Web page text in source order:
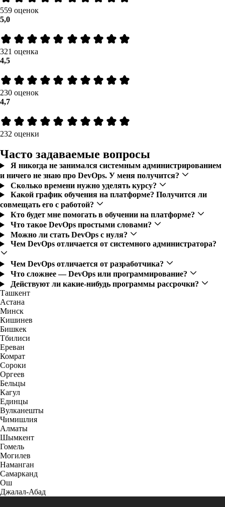
559 оценок
5,0
321 оценка
4,5
230 оценок
4,7
232 оценки
Часто задаваемые вопросы
Я никогда не занимался системным администрированием
и ничего не знаю про DevOps. У меня получится?
Сколько времени нужно уделять курсу?
Какой график обучения на платформе? Получится ли
совмещать его с работой?
Кто будет мне помогать в обучении на платформе?
Что такое DevOps простыми словами?
Можно ли стать DevOps с нуля?
Чем DevOps отличается от системного администратора?
Чем DevOps отличается от разработчика?
Что сложнее — DevOps или программирование?
Действуют ли какие-нибудь программы рассрочки?
Ташкент
Астана
Минск
Кишинев
Бишкек
Тбилиси
Ереван
Комрат
Сороки
Оргеев
Бельцы
Кагул
Единцы
Вулканешты
Чимишлия
Алматы
Шымкент
Гомель
Могилев
Наманган
Самарканд
Ош
Джалал-Абад